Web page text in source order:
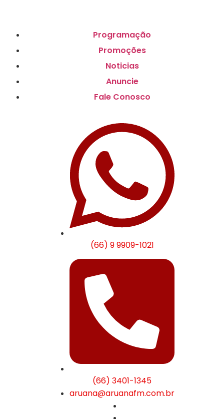
Programação
Promoções
Noticias
Anuncie
Fale Conosco
(66) 9 9909-1021
(66) 3401-1345
aruana@aruanafm.com.br